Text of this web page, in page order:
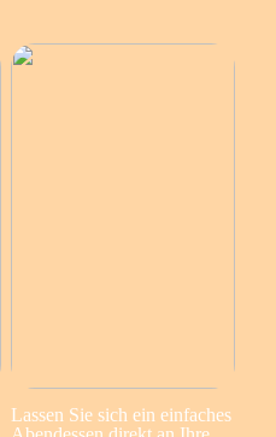
Lassen Sie sich ein einfaches